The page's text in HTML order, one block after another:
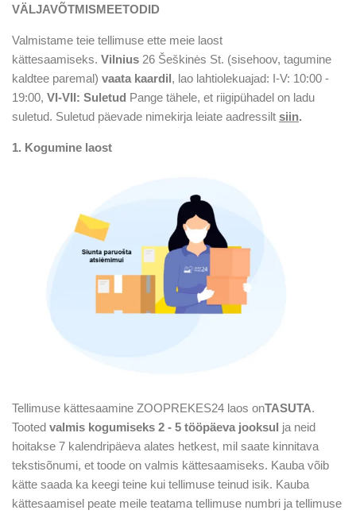
VÄLJAVÕTMISMEETODID
Valmistame teie tellimuse ette meie laost
kättesaamiseks. Vilnius 26 Šeškinės St. (sisehoov, tagumine
kaldtee paremal) vaata kaardil, lao lahtiolekuajad: I-V: 10:00 -
19:00, VI-VII: Suletud Pange tähele, et riigipühadel on ladu
suletud. Suletud päevade nimekirja leiate aadressilt siin.
1. Kogumine laost
Tellimuse kättesaamine ZOOPREKES24 laos onTASUTA.
Tooted valmis kogumiseks 2 - 5 tööpäeva jooksul ja neid
hoitakse 7 kalendripäeva alates hetkest, mil saate kinnitava
tekstisõnumi, et toode on valmis kättesaamiseks. Kauba võib
kätte saada ka keegi teine kui tellimuse teinud isik. Kauba
kättesaamisel peate meile teatama tellimuse numbri ja tellimuse